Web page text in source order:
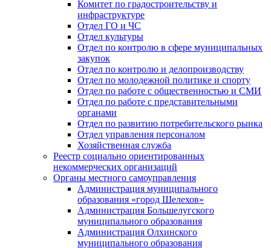
Комитет по градостроительству и
инфраструктуре
Отдел ГО и ЧС
Отдел культуры
Отдел по контролю в сфере муниципальных
закупок
Отдел по контролю и делопроизводству
Отдел по молодежной политике и спорту
Отдел по работе с общественностью и СМИ
Отдел по работе с представительными
органами
Отдел по развитию потребительского рынка
Отдел управления персоналом
Хозяйственная служба
Реестр социально ориентированных
некоммерческих организаций
Органы местного самоуправления
Администрация муниципального
образования «город Шелехов»
Администрация Большелугского
муниципального образования
Администрация Олхинского
муниципального образования